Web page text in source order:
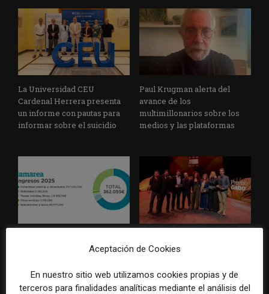
La Universidad CEU
Cardenal Herrera presenta
un informe con pautas para
informar sobre el suicidio
Paul Krugman alerta del
avance de los
multimillonarios sobre los
medios y las plataformas
euros
reconoce cinco historias de
sobre el poder, la memoria y
la violencia
Aceptación de Cookies
En nuestro sitio web utilizamos cookies propias y de
terceros para finalidades analíticas mediante el análisis del